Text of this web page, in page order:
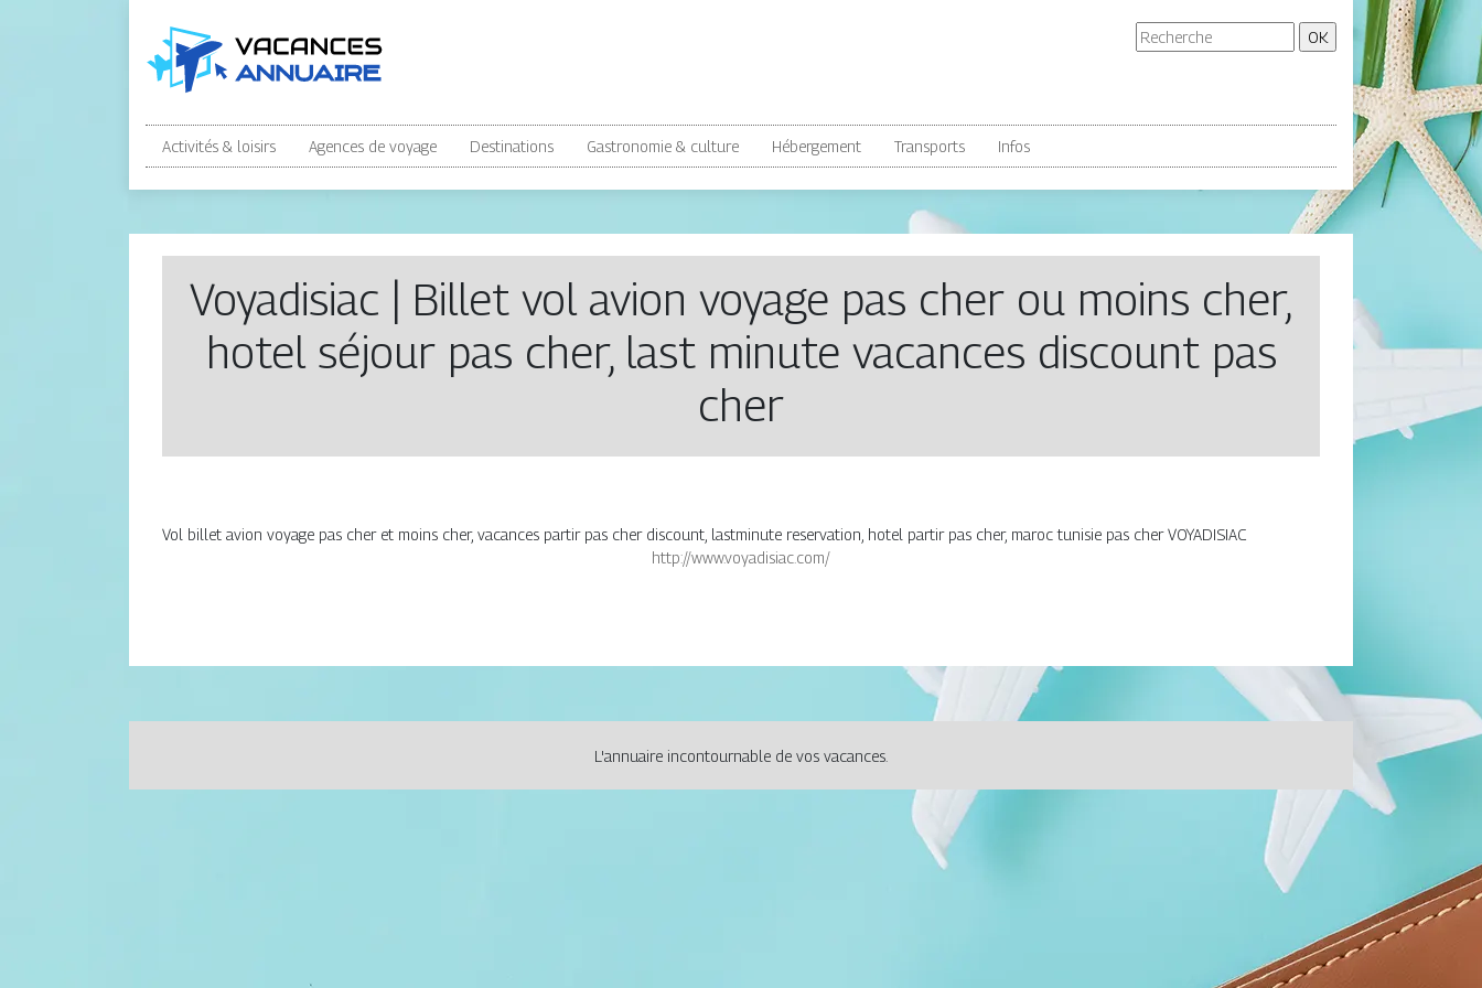
Activités & loisirs Agences de voyage Destinations Gastronomie & culture Hébergement Transports Infos
Voyadisiac | Billet vol avion voyage pas cher ou moins cher,
hotel séjour pas cher, last minute vacances discount pas
cher
Vol billet avion voyage pas cher et moins cher, vacances partir pas cher discount, lastminute reservation, hotel partir pas cher, maroc tunisie pas cher VOYADISIAC
http://www.voyadisiac.com/
L'annuaire incontournable de vos vacances.